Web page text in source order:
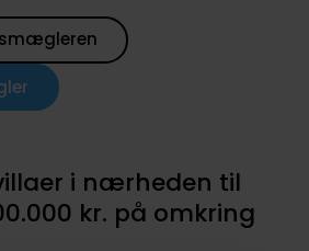
i nærheden til
kr. på omkring